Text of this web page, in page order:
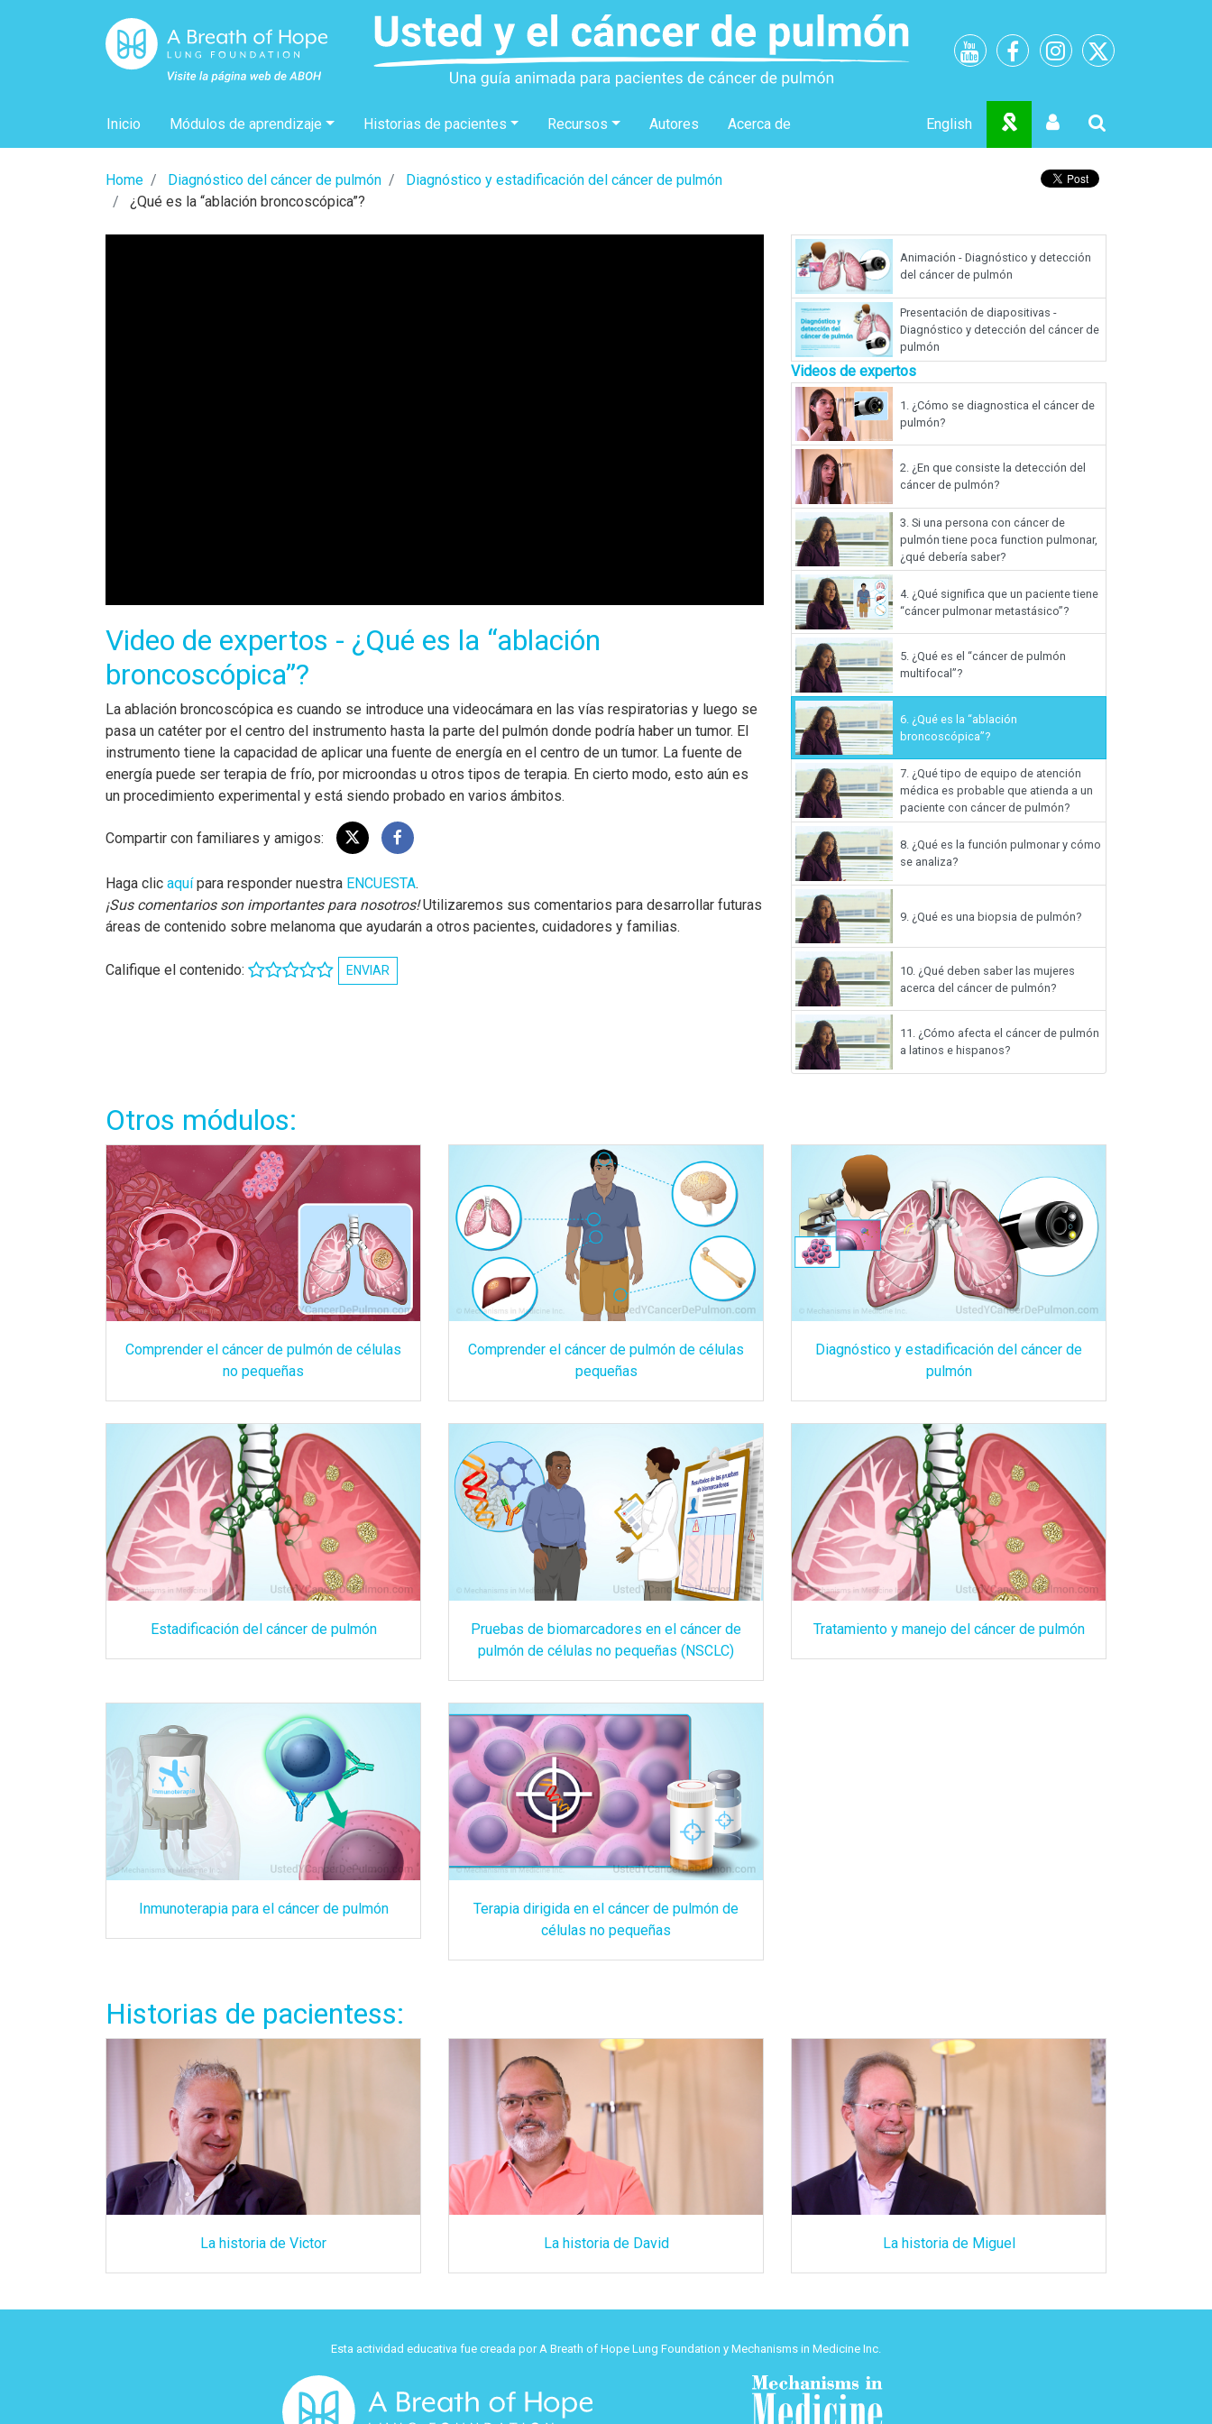
Inicio Módulos de aprendizaje Historias de pacientes Recursos Autores Acerca de English
Home Diagnóstico del cáncer de pulmón
Diagnóstico y estadificación del cáncer de pulmón
¿Qué es la “ablación broncoscópica”?
Video de expertos - ¿Qué es la “ablación
broncoscópica”?
La ablación broncoscópica es cuando se introduce una videocámara en las vías respiratorias y luego se
pasa un catéter por el centro del instrumento hasta la parte del pulmón donde podría haber un tumor. El
instrumento tiene la capacidad de aplicar una fuente de energía en el centro de un tumor. La fuente de
energía puede ser terapia de frío, por microondas u otros tipos de terapia. En cierto modo, esto aún es
un procedimiento experimental y está siendo probado en varios ámbitos.
Compartir con familiares y amigos:
Haga clic aquípara responder nuestra ENCUESTA.
¡Sus comentarios son importantes para nosotros!Utilizaremos sus comentarios para desarrollar futuras
áreas de contenido sobre melanoma que ayudarán a otros pacientes, cuidadores y familias.
Califique el contenido: ENVIAR
Animación - Diagnóstico y detección
del cáncer de pulmón
Presentación de diapositivas -
Diagnóstico y detección del cáncer de
pulmón
Videos de expertos
1. ¿Cómo se diagnostica el cáncer de
pulmón?
2. ¿En que consiste la detección del
cáncer de pulmón?
3. Si una persona con cáncer de
pulmón tiene poca function pulmonar,
¿qué debería saber?
4. ¿Qué significa que un paciente tiene
“cáncer pulmonar metastásico”?
5. ¿Qué es el “cáncer de pulmón
multifocal”?
6. ¿Qué es la “ablación
broncoscópica”?
7. ¿Qué tipo de equipo de atención
médica es probable que atienda a un
paciente con cáncer de pulmón?
8. ¿Qué es la función pulmonar y cómo
se analiza?
9. ¿Qué es una biopsia de pulmón?
10. ¿Qué deben saber las mujeres
acerca del cáncer de pulmón?
11. ¿Cómo afecta el cáncer de pulmón
a latinos e hispanos?
Otros módulos:
Comprender el cáncer de pulmón de células
no pequeñas
Comprender el cáncer de pulmón de células
pequeñas
Diagnóstico y estadificación del cáncer de
pulmón
Estadificación del cáncer de pulmón
Pruebas de biomarcadores en el cáncer de
pulmón de células no pequeñas (NSCLC)
Tratamiento y manejo del cáncer de pulmón
Inmunoterapia para el cáncer de pulmón
Terapia dirigida en el cáncer de pulmón de
células no pequeñas
Historias de pacientess:
La historia de Victor La historia de David La historia de Miguel
Esta actividad educativa fue creada por A Breath of Hope Lung Foundation y Mechanisms in Medicine Inc.